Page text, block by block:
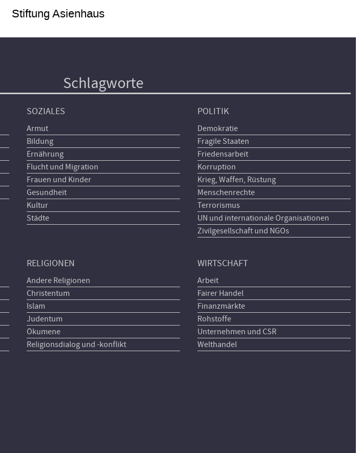
Stiftung Asienhaus
Schlagworte
SOZIALES
Armut
Bildung
Ernährung
Flucht und Migration
Frauen und Kinder
Gesundheit
Kultur
Städte
POLITIK
Demokratie
Fragile Staaten
Friedensarbeit
Korruption
Krieg, Waffen, Rüstung
Menschenrechte
Terrorismus
UN und internationale Organisationen
Zivilgesellschaft und NGOs
RELIGIONEN
Andere Religionen
Christentum
Islam
Judentum
Ökumene
Religionsdialog und -konflikt
WIRTSCHAFT
Arbeit
Fairer Handel
Finanzmärkte
Rohstoffe
Unternehmen und CSR
Welthandel